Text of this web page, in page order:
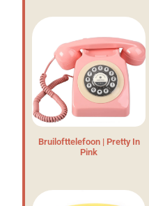
Bruilofttelefoon | Pretty In
Pink